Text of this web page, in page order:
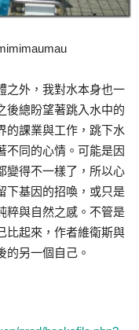
之外，我對水本身也一
後總盼望著跳入水中的
的課業與工作，跳下水
不同的心情。可能是因
變得不一樣了，所以心
下基因的招喚，或只是
粹與自然之感。不管是
比起來，作者維衛斯與
的另一個自己。